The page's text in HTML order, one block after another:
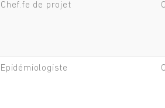
Chef.fe de projet
Epidémiologiste